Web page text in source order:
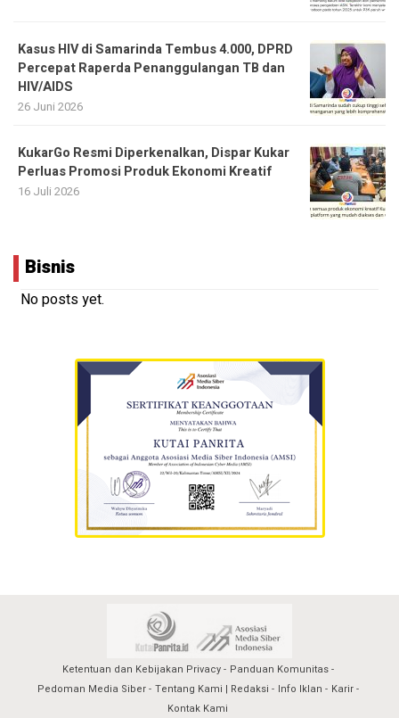
Kasus HIV di Samarinda Tembus 4.000, DPRD
Percepat Raperda Penanggulangan TB dan
HIV/AIDS
26 Juni 2026
KukarGo Resmi Diperkenalkan, Dispar Kukar
Perluas Promosi Produk Ekonomi Kreatif
16 Juli 2026
Bisnis
No posts yet.
Ketentuan dan Kebijakan Privacy
Panduan Komunitas
Pedoman Media Siber
Tentang Kami | Redaksi Info Iklan
Karir
Kontak Kami